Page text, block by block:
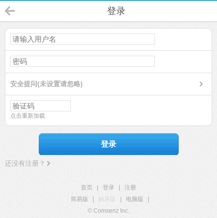
登录
安全提问(未设置请忽略)
点击重新加载
登录
还没有注册？
首页 登录
注册
简易版
触屏版 电脑版
© Comsenz Inc.